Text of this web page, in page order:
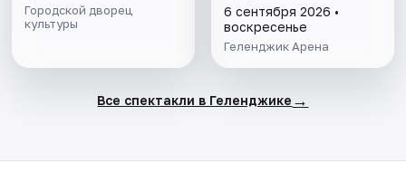
Городской дворец
культуры
6 сентября 2026 •
воскресенье
Геленджик Арена
Все спектакли в Геленджике →